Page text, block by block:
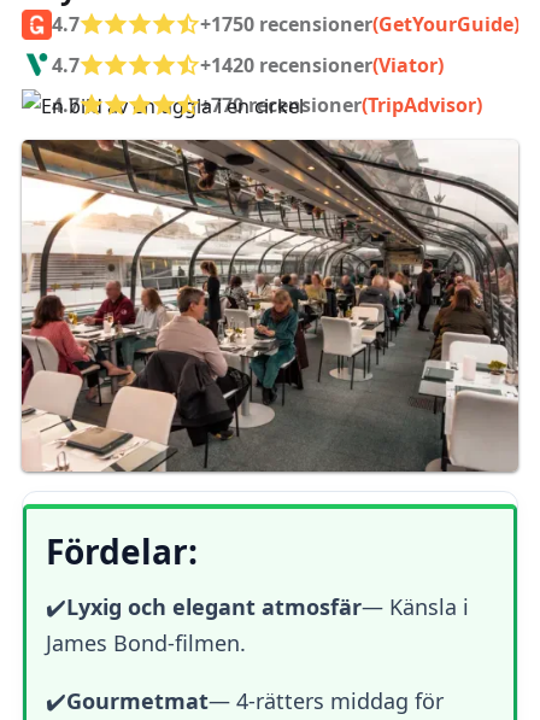
+1750 recensioner(GetYourGuide)
4.7
+1420 recensioner(Viator)
4.7
+770 recensioner(TripAdvisor)
4.7
Fördelar:
✔️Lyxig och elegant atmosfär—Känsla i
James Bond-filmen.
✔️Gourmetmat—4-rätters middag för